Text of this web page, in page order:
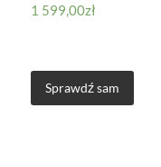
1 599,00zł
Sprawdź sam